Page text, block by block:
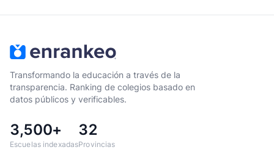
Transformando la educación a través de la
transparencia. Ranking de colegios basado en
datos públicos y verificables.
3,500+
Escuelas indexadas
32
Provincias